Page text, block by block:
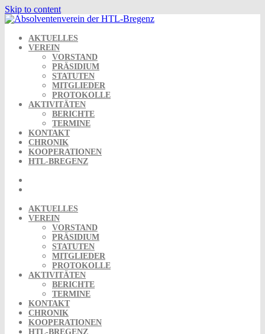
Skip to content
AKTUELLES
VEREIN
VORSTAND
PRÄSIDIUM
STATUTEN
MITGLIEDER
PROTOKOLLE
AKTIVITÄTEN
BERICHTE
TERMINE
KONTAKT
CHRONIK
KOOPERATIONEN
HTL-BREGENZ
AKTUELLES
VEREIN
VORSTAND
PRÄSIDIUM
STATUTEN
MITGLIEDER
PROTOKOLLE
AKTIVITÄTEN
BERICHTE
TERMINE
KONTAKT
CHRONIK
KOOPERATIONEN
HTL-BREGENZ